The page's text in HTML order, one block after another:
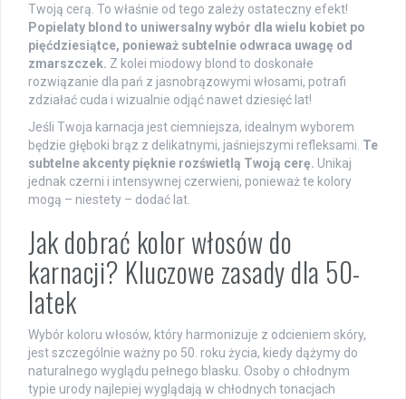
Twoją cerą. To właśnie od tego zależy ostateczny efekt!
Popielaty blond to uniwersalny wybór dla wielu kobiet po
pięćdziesiątce, ponieważ subtelnie odwraca uwagę od
zmarszczek. Z kolei miodowy blond to doskonałe
rozwiązanie dla pań z jasnobrązowymi włosami, potrafi
zdziałać cuda i wizualnie odjąć nawet dziesięć lat!
Jeśli Twoja karnacja jest ciemniejsza, idealnym wyborem
będzie głęboki brąz z delikatnymi, jaśniejszymi refleksami. Te
subtelne akcenty pięknie rozświetlą Twoją cerę. Unikaj
jednak czerni i intensywnej czerwieni, ponieważ te kolory
mogą – niestety – dodać lat.
Jak dobrać kolor włosów do
karnacji? Kluczowe zasady dla 50-
latek
Wybór koloru włosów, który harmonizuje z odcieniem skóry,
jest szczególnie ważny po 50. roku życia, kiedy dążymy do
naturalnego wyglądu pełnego blasku. Osoby o chłodnym
typie urody najlepiej wyglądają w chłodnych tonacjach